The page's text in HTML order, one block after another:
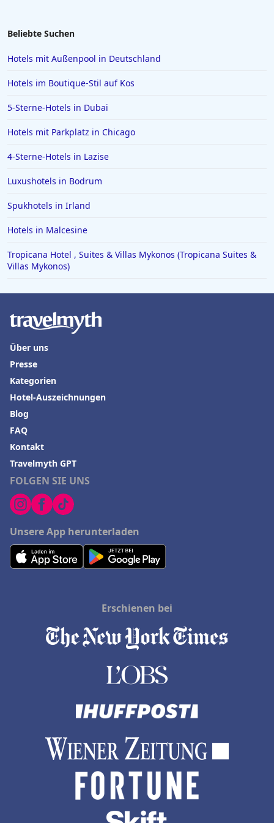
Familienhotels in Filzmoos
Familienhotels in Poreč
Familienhotels auf Formentera
Familienhotels in Zandvoort
Familienhotels in Ulm
Beliebte Suchen
Hotels mit Außenpool in Deutschland
Hotels im Boutique-Stil auf Kos
5-Sterne-Hotels in Dubai
Hotels mit Parkplatz in Chicago
4-Sterne-Hotels in Lazise
Luxushotels in Bodrum
Spukhotels in Irland
Hotels in Malcesine
Tropicana Hotel , Suites & Villas Mykonos (Tropicana Suites &
Villas Mykonos)
FOLGEN SIE UNS
Unsere App herunterladen
Über uns
Presse
Kategorien
Hotel-Auszeichnungen
Blog
FAQ
Kontakt
Travelmyth GPT
Erschienen bei